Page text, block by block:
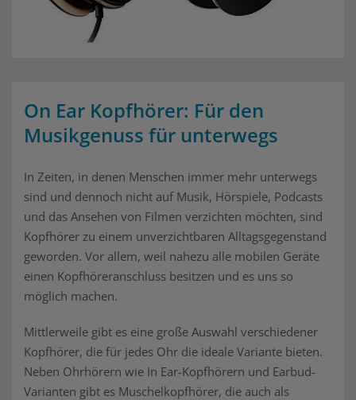
On Ear Kopfhörer: Für den
Musikgenuss für unterwegs
In Zeiten, in denen Menschen immer mehr unterwegs
sind und dennoch nicht auf Musik, Hörspiele, Podcasts
und das Ansehen von Filmen verzichten möchten, sind
Kopfhörer zu einem unverzichtbaren Alltagsgegenstand
geworden. Vor allem, weil nahezu alle mobilen Geräte
einen Kopfhöreranschluss besitzen und es uns so
möglich machen.
Mittlerweile gibt es eine große Auswahl verschiedener
Kopfhörer, die für jedes Ohr die ideale Variante bieten.
Neben Ohrhörern wie In Ear-Kopfhörern und Earbud-
Varianten gibt es Muschelkopfhörer, die auch als